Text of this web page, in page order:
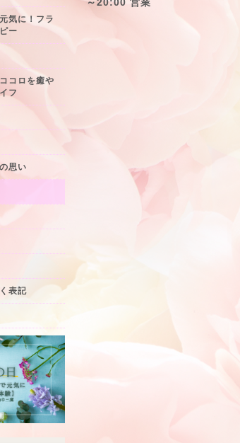
気に！フラ
ー
コロを癒や
フ
思い
表記